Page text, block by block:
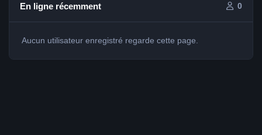
En ligne récemment 0
Aucun utilisateur enregistré regarde cette page.